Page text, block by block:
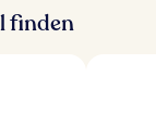
finden